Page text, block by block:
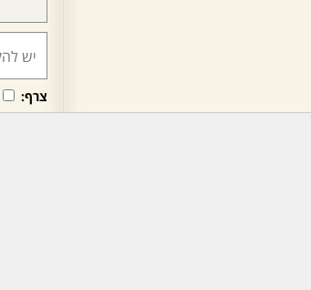
צרף: